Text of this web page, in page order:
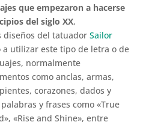
que empezaron a hacerse
del siglo XX,
diseños del tatuador Sailor
a utilizar este tipo de letra o de
normalmente
como anclas, armas,
corazones, dados y
y frases como «True
«Rise and Shine», entre